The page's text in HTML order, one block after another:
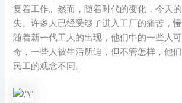
复着工作。然而，随着时代的变化，今天
失。许多人已经受够了进入工厂的痛苦，慢
随着新一代工人的出现，他们中的一些人
奇，一些人被生活所迫，但不管怎样，他
民工的观念不同。